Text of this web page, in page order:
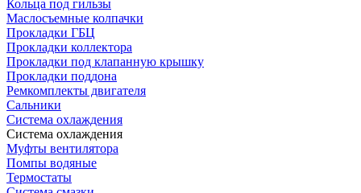
Кольца под гильзы
Маслосъемные колпачки
Прокладки ГБЦ
Прокладки коллектора
Прокладки под клапанную крышку
Прокладки поддона
Ремкомплекты двигателя
Сальники
Система охлаждения
Система охлаждения
Муфты вентилятора
Помпы водяные
Термостаты